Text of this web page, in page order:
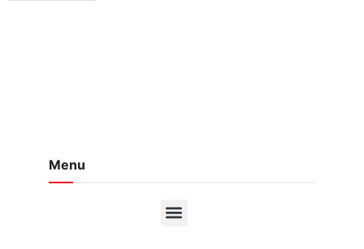
Menu